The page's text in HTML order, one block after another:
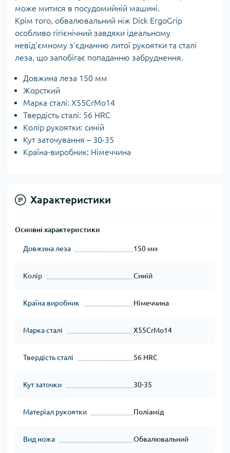
може митися в посудомийній машині.
Крім того, обвалювальний ніж Dick ErgoGrip
особливо гігієнічний завдяки ідеальному
невід'ємному з'єднанню литої рукоятки та сталі
леза, що запобігає попаданню забруднення.
Довжина леза 150 мм
Жорсткий
Марка сталі: X55CrMo14
Твердість сталі: 56 HRC
Колір рукоятки: синій
Кут заточування – 30-35
Країна-виробник: Німеччина
Характеристики
Основні характеристики
Довжина леза 150 мм
Колір Синій
Країна виробник Німеччина
Марка сталі X55CrMo14
Твердість сталі 56 HRC
Кут заточки 30-35
Матеріал рукоятки Поліамід
Вид ножа Обвалювальний